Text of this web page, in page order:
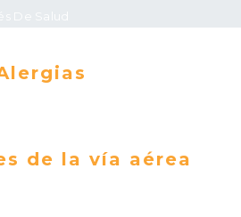
de la vía aérea